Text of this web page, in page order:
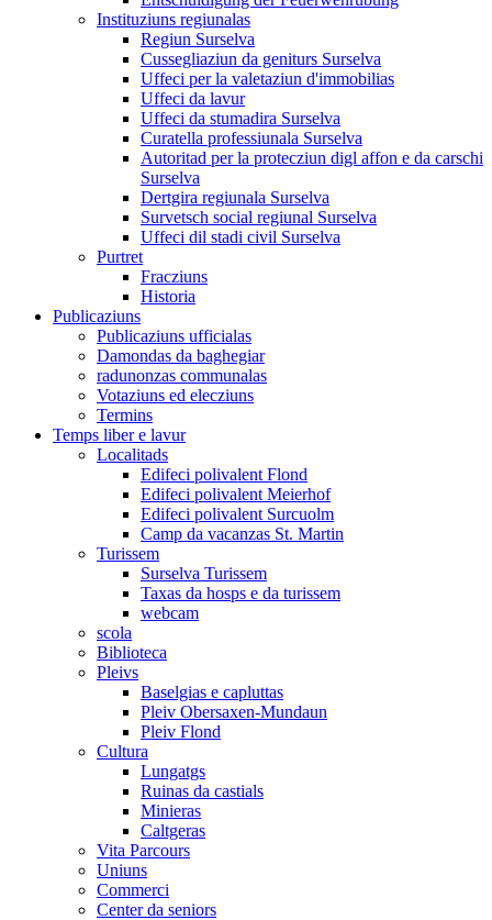
Instituziuns regiunalas
Regiun Surselva
Cussegliaziun da geniturs Surselva
Uffeci per la valetaziun d'immobilias
Uffeci da lavur
Uffeci da stumadira Surselva
Curatella professiunala Surselva
Autoritad per la protecziun digl affon e da carschi
Surselva
Dertgira regiunala Surselva
Survetsch social regiunal Surselva
Uffeci dil stadi civil Surselva
Purtret
Fracziuns
Historia
Publicaziuns
Publicaziuns ufficialas
Damondas da baghegiar
radunonzas communalas
Votaziuns ed elecziuns
Termins
Temps liber e lavur
Localitads
Edifeci polivalent Flond
Edifeci polivalent Meierhof
Edifeci polivalent Surcuolm
Camp da vacanzas St. Martin
Turissem
Surselva Turissem
Taxas da hosps e da turissem
webcam
scola
Biblioteca
Pleivs
Baselgias e capluttas
Pleiv Obersaxen-Mundaun
Pleiv Flond
Cultura
Lungatgs
Ruinas da castials
Minieras
Caltgeras
Vita Parcours
Uniuns
Commerci
Center da seniors